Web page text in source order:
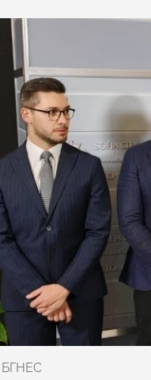
БГНЕС